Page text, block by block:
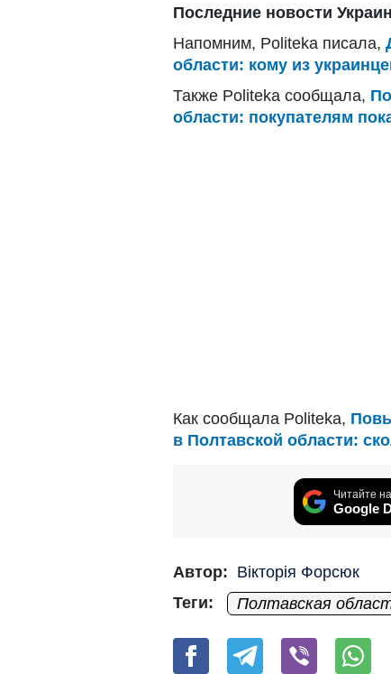
Последние новости
Напомним, Politeka писала,
области: кому из
Также Politeka сообщала,
области: покупателям
Как сообщала Politeka,
в Полтавской области:
Читайте
Google
Автор: Вікторія Форсюк
Теги:
Полтавская